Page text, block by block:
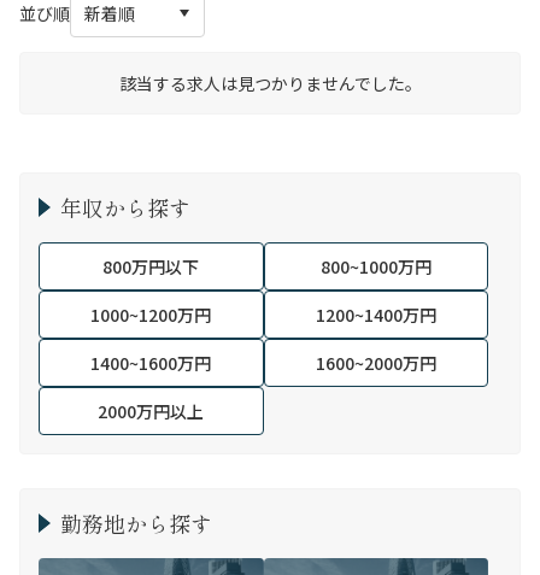
並び順
該当する求人は見つかりませんでした。
年収から探す
800万円以下
800~1000万円
1000~1200万円
1200~1400万円
1400~1600万円
1600~2000万円
2000万円以上
勤務地から探す